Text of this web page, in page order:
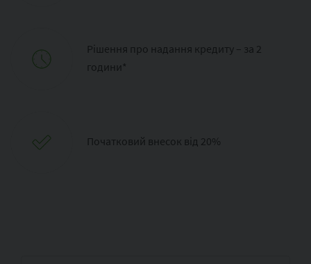
Рішення про надання кредиту – за 2
години*
Початковий внесок від 20%